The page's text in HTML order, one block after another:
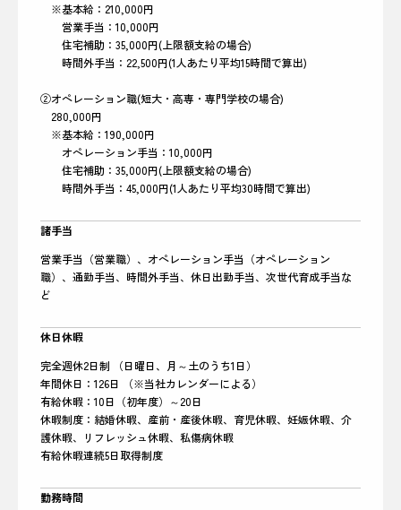
※基本給：210,000円
営業手当：10,000円
住宅補助：35,000円(上限額支給の場合)
時間外手当：22,500円(1人あたり平均15時間で算出)
②オペレーション職(短大・高専・専門学校の場合)
280,000円
※基本給：190,000円
オペレーション手当：10,000円
住宅補助：35,000円(上限額支給の場合)
時間外手当：45,000円(1人あたり平均30時間で算出)
諸手当
営業手当（営業職）、オペレーション手当（オペレーション
職）、通勤手当、時間外手当、休日出勤手当、次世代育成手当な
ど
休日休暇
完全週休2日制 （日曜日、月～土のうち1日）
年間休日：126日 （※当社カレンダーによる）
有給休暇：10日（初年度）～20日
休暇制度：結婚休暇、産前・産後休暇、育児休暇、妊娠休暇、介
護休暇、リフレッシュ休暇、私傷病休暇
有給休暇連続5日取得制度
勤務時間